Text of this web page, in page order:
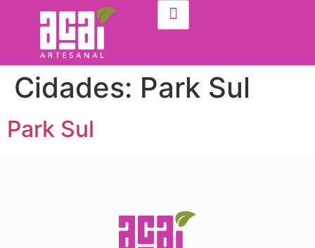
Cidades: Park Sul
Park Sul